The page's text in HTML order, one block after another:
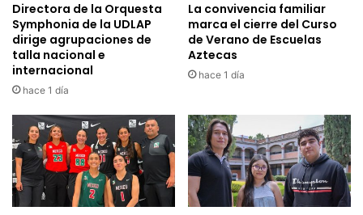
Directora de la Orquesta
Symphonia de la UDLAP
dirige agrupaciones de
talla nacional e
internacional
hace 1 día
La convivencia familiar
marca el cierre del Curso
de Verano de Escuelas
Aztecas
hace 1 día